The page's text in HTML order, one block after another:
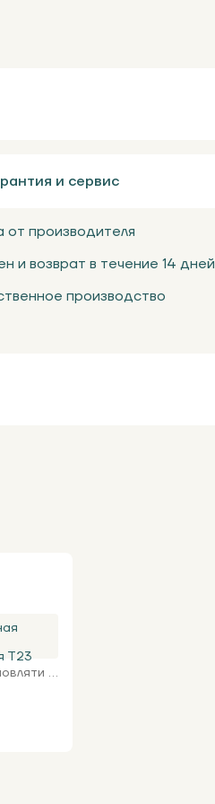
и сервис
от производителя
и возврат в течение 14 дней
производство
Т23
...